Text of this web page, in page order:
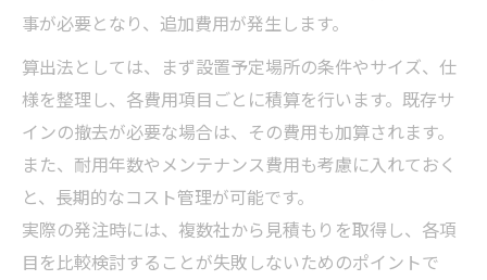
事が必要となり、追加費用が発生します。
算出法としては、まず設置予定場所の条件やサイズ、仕
様を整理し、各費用項目ごとに積算を行います。既存サ
インの撤去が必要な場合は、その費用も加算されます。
また、耐用年数やメンテナンス費用も考慮に入れておく
と、長期的なコスト管理が可能です。
実際の発注時には、複数社から見積もりを取得し、各項
目を比較検討することが失敗しないためのポイントで